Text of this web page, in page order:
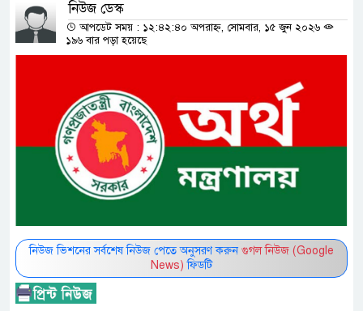
নিউজ ডেস্ক
আপডেট সময় : ১২:৪২:৪০ অপরাহ্ন, সোমবার, ১৫ জুন ২০২৬
১৯৬ বার পড়া হয়েছে
নিউজ ভিশনের সর্বশেষ নিউজ পেতে অনুসরণ করুন গুগল নিউজ (Google
News) ফিডটি